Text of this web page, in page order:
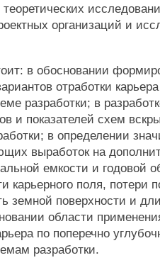
организаций и
в обосновании
отработки
разработки; в
и показателей схем
в определении
выработок на
емкости и годовой
карьерного поля, потери
земной поверхности и
области
по поперечно
разработки.